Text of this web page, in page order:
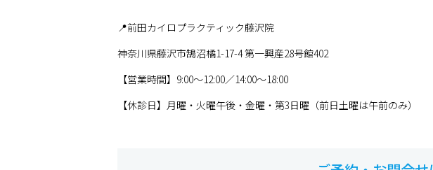
📍前田カイロプラクティック藤沢院
神奈川県藤沢市鵠沼橘1-17-4 第一興産28号館402
【営業時間】9:00〜12:00／14:00〜18:00
【休診日】月曜・火曜午後・金曜・第3日曜（前日土曜は午前のみ）